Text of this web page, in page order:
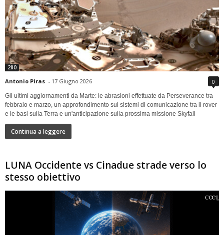
280
Antonio Piras - 17 Giugno 2026 0
Gli ultimi aggiornamenti da Marte: le abrasioni effettuate da Perseverance tra
febbraio e marzo, un approfondimento sui sistemi di comunicazione tra il rover
e le basi sulla Terra e un'anticipazione sulla prossima missione Skyfall
Continua a leggere
LUNA Occidente vs Cinadue strade verso lo
stesso obiettivo